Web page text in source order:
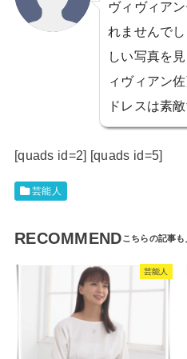
ヴィヴィア
れませんで
しい写真を
ィヴィアン
ドレスは素
[quads id=2] [quads id=5]
芸能人
RECOMMEND
芸能人